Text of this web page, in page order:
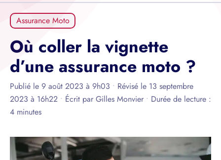
Assurance Moto
Où coller la vignette
d’une assurance moto ?
Publié le 9 août 2023 à 9h03 • Révisé le 13 septembre
2023 à 16h22 • Écrit par Gilles Monvier • Durée de lecture :
4 minutes